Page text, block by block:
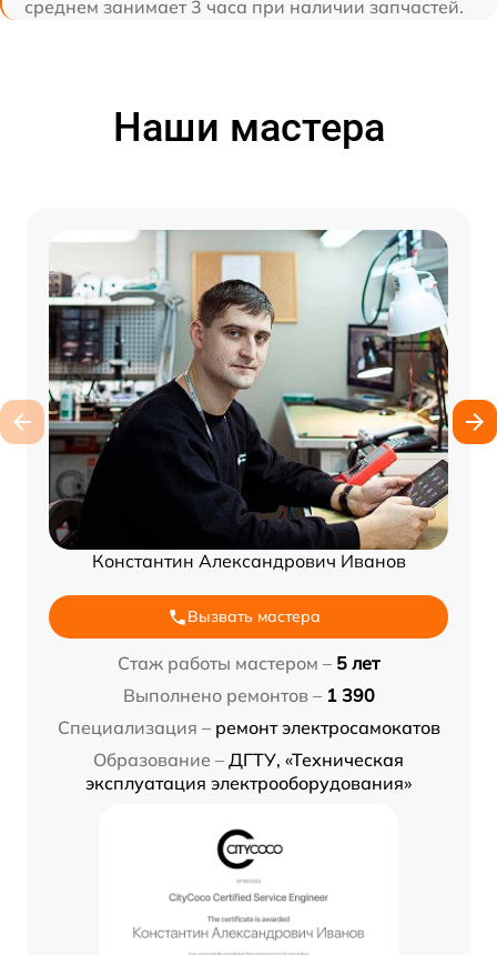
среднем занимает 3 часа при наличии запчастей.
Наши мастера
Константин Александрович Иванов
Вызвать мастера
Стаж работы мастером – 5 лет
Выполнено ремонтов – 1 390
Специализация – ремонт электросамокатов
Образование – ДГТУ, «Техническая
эксплуатация электрооборудования»